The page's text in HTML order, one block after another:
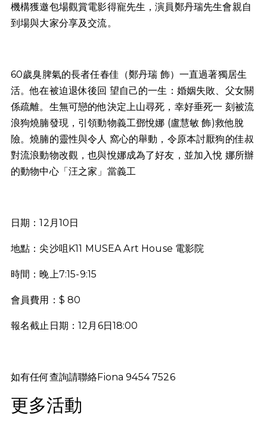
機構獲邀包場觀賞電影得寵先生，演員鄭丹瑞先生會親自
到場與大家分享及交流。
60歲臭脾氣的長者任春佳（鄭丹瑞 飾）一直過著獨居生
活。他在被迫退休後回 望自己的一生：婚姻失敗、父女關
係疏離。生無可戀的他決定上山尋死，幸好垂死一 刻被流
浪狗燒腩發現，引領動物義工鄧悅娜 (盧慧敏 飾)救他脫
險。燒腩的靈性與令人 窩心的舉動，令原本討厭狗的佳叔
對流浪動物改觀，也與悅娜成為了好友，並加入悅 娜所辦
的動物中心「汪之家」當義工
日期：12月10日
地點：尖沙咀K11 MUSEA Art House 電影院
時間：晚上7:15-9:15
會員費用：$ 80
報名截止日期：12月6日18:00
如有任何查詢請聯絡Fiona 9454 7526
更多活動